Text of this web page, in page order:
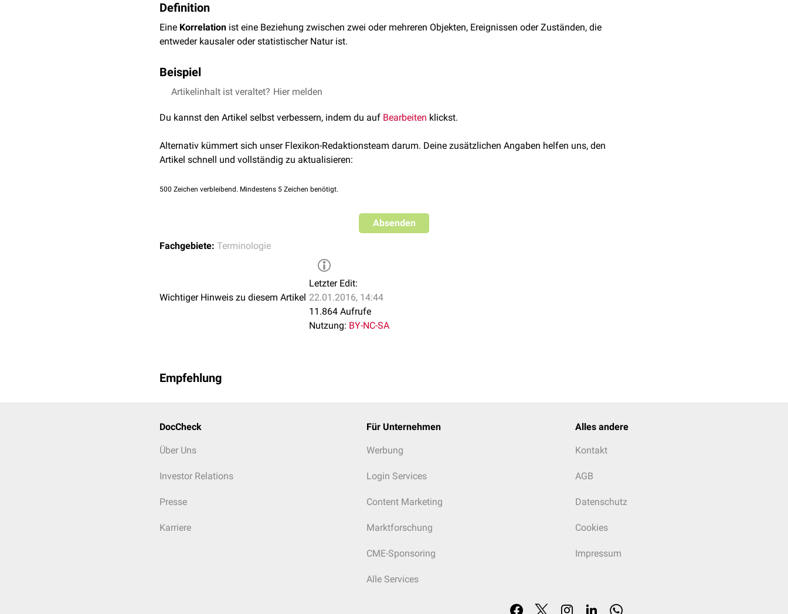
Definition
Eine Korrelation ist eine Beziehung zwischen zwei oder mehreren Objekten, Ereignissen oder Zuständen, die
entweder kausaler oder statistischer Natur ist.
Beispiel
Korrelation zwischenHbA1c-Wertund
Artikelinhalt ist veraltet? Hier melden
Du kannst den Artikel selbst verbessern, indem du auf Bearbeiten klickst.
Alternativ kümmert sich unser Flexikon-Redaktionsteam darum. Deine zusätzlichen Angaben helfen uns, den
Artikel schnell und vollständig zu aktualisieren:
500 Zeichen verbleibend. Mindestens 5 Zeichen benötigt.
Absenden
Fachgebiete: Terminologie
Wichtiger Hinweis zu diesem Artikel
Letzter Edit:
22.01.2016, 14:44
11.864 Aufrufe
Nutzung: BY-NC-SA
Empfehlung
DocCheck
Über Uns
Investor Relations
Presse
Karriere
Für Unternehmen
Werbung
Login Services
Content Marketing
Marktforschung
CME-Sponsoring
Alle Services
Alles andere
Kontakt
AGB
Datenschutz
Cookies
Impressum